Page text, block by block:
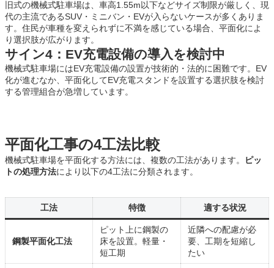
旧式の機械式駐車場は、車高1.55m以下などサイズ制限が厳しく、現
代の主流であるSUV・ミニバン・EVが入らないケースが多くありま
す。住民が車種を変えられずに不満を感じている場合、平面化によ
り選択肢が広がります。
サイン4：EV充電設備の導入を検討中
機械式駐車場にはEV充電設備の設置が技術的・法的に困難です。EV
化が進むなか、平面化してEV充電スタンドを設置する選択肢を検討
する管理組合が急増しています。
平面化工事の4工法比較
機械式駐車場を平面化する方法には、複数の工法があります。
ピッ
トの処理方法により以下の4工法に分類されます。
工法 特徴 適する状況
鋼製平面化工法
ピット上に鋼製の
床を設置。軽量・
短工期
近隣への配慮が必
要、工期を短縮し
たい